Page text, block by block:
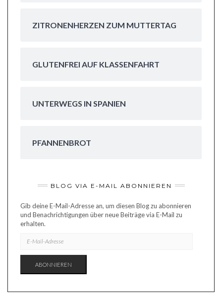
ZITRONENHERZEN ZUM MUTTERTAG
GLUTENFREI AUF KLASSENFAHRT
UNTERWEGS IN SPANIEN
PFANNENBROT
BLOG VIA E-MAIL ABONNIEREN
Gib deine E-Mail-Adresse an, um diesen Blog zu abonnieren
und Benachrichtigungen über neue Beiträge via E-Mail zu
erhalten.
MAIL-
ABONNIEREN